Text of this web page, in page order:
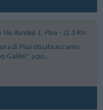
Via Aurelia) 1, Pisa- 11.3 Km
di Pisa situata accanto
Galilei", a po...